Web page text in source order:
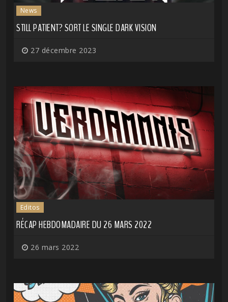
News
STILL PATIENT? SORT LE SINGLE DARK VISION
27 décembre 2023
Editos
RÉCAP HEBDOMADAIRE DU 26 MARS 2022
26 mars 2022